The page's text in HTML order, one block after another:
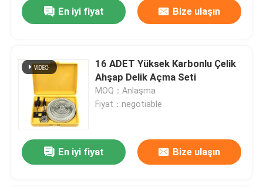
En iyi fiyat Bize ulaşın
16 ADET Yüksek Karbonlu Çelik
Ahşap Delik Açma Seti
MOQ：Anlaşma
Fiyat：negotiable
En iyi fiyat Bize ulaşın